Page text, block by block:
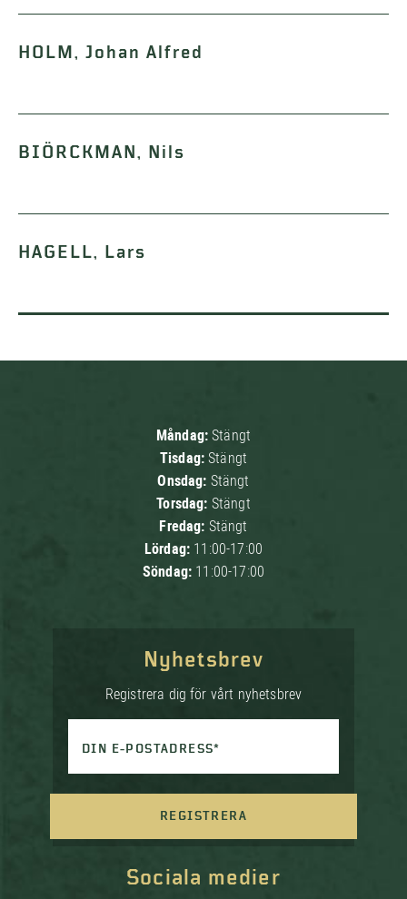
HOLM, Johan Alfred
BIÖRCKMAN, Nils
HAGELL, Lars
Måndag:Stängt
Tisdag:Stängt
Onsdag: Stängt
Torsdag: Stängt
Fredag: Stängt
Lördag: 11:00-17:00
Söndag: 11:00-17:00
Sociala medier
Nyhetsbrev
Registrera dig för vårt nyhetsbrev
DIN E-POSTADRESS*
REGISTRERA